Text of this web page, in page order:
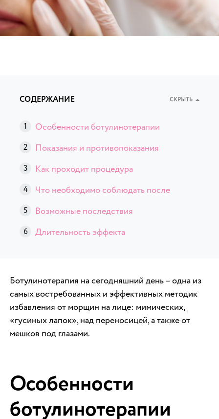
СОДЕРЖАНИЕ СКРЫТЬ
Особенности ботулинотерапии
Показания и противопоказания
Как проходит процедура
Что необходимо соблюдать после
Возможные последствия
Длительность эффекта
Ботулинотерапия на сегодняшний день – одна из
самых востребованных и эффективных методик
избавления от морщин на лице: мимических,
«гусиных лапок», над переносицей, а также от
мешков под глазами.
Особенности
ботулинотерапии